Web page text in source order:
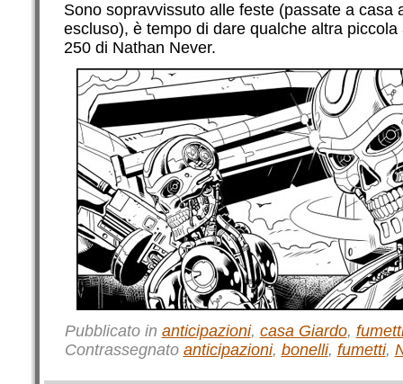
Sono sopravvissuto alle feste (passate a casa
escluso), è tempo di dare qualche altra
250 di Nathan Never.
Pubblicato in anticipazioni, casa Giardo,
Contrassegnato anticipazioni, bonelli, fumetti,